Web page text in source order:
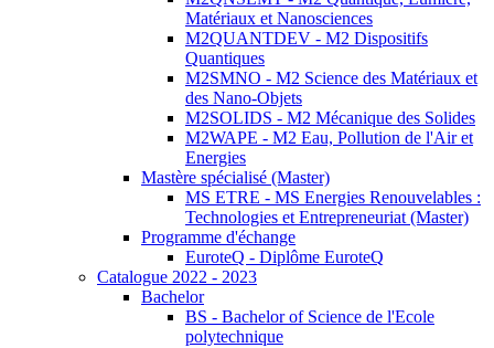
Matériaux et Nanosciences
M2QUANTDEV - M2 Dispositifs
Quantiques
M2SMNO - M2 Science des Matériaux et
des Nano-Objets
M2SOLIDS - M2 Mécanique des Solides
M2WAPE - M2 Eau, Pollution de l'Air et
Energies
Mastère spécialisé (Master)
MS ETRE - MS Energies Renouvelables :
Technologies et Entrepreneuriat (Master)
Programme d'échange
EuroteQ - Diplôme EuroteQ
Catalogue 2022 - 2023
Bachelor
BS - Bachelor of Science de l'Ecole
polytechnique